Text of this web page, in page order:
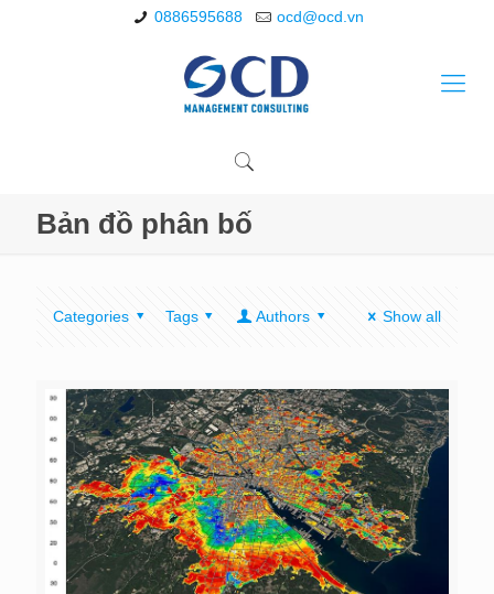
0886595688 ocd@ocd.vn
Bản đồ phân bố
Categories Tags Authors Show all